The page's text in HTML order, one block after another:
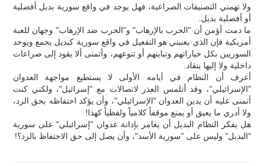
ولا تهمني التصنيفات الصراعية، فهل يوجد في واقع سورية بديل أفضلية
أو أفضلية بديل.
ما دمت أؤمن أن "الحرب بالإرهاب" و"الحرب ضد الإرهاب" وجهان للعبة
أمريكية فإن الذي يعنيني هو التفعيل في واقع سورية كبديل يجمع ويوحد
السوريين بكل خياراتهم وتباينهم أو تنوعهم، وأتمنى ألا يقود إلى صراعات
داخلية ولا إليها ينقاد.
أعرف أن النظام في أيامه الأولى لا يستطيع مواجهة العدوان
"الإسرائيلي"، وقد أتلمس العذر لاتصالات مع "إسرائيل"، ولكني كنت
أتمنى عليه أن يدين العدوان "الإسرائيلي"، وأن يؤكد احتفاظه بحق الرد،
ولا أدري ما يعيق أو يمنع موقفاً كلامياً ولفظياً كهذا!
هل يفكر النظام البديل أن يغامر بإدانة عدوان "إسرائيلي" على سورية
"البديل" وليس على "سورية الأسد"، وأن يصل إلى حق الاحتفاظ بالرد؟!